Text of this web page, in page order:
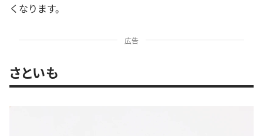
くなります。
広告
さといも